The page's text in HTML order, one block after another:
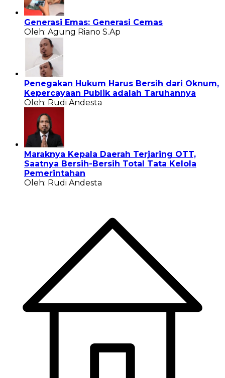
Generasi Emas: Generasi Cemas
Oleh: Agung Riano S.Ap
Penegakan Hukum Harus Bersih dari Oknum,
Kepercayaan Publik adalah Taruhannya
Oleh: Rudi Andesta
Maraknya Kepala Daerah Terjaring OTT,
Saatnya Bersih-Bersih Total Tata Kelola
Pemerintahan
Oleh: Rudi Andesta